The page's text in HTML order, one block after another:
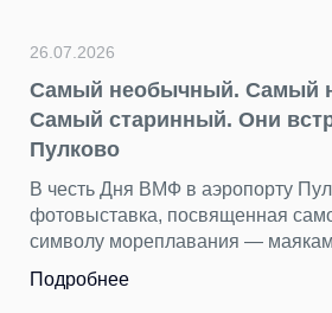
26.07.2026
Самый необычный. Самый
Самый старинный. Они
Пулково
В честь Дня ВМФ в аэропорту
фотовыставка, посвященная
символу мореплавания —
Подробнее